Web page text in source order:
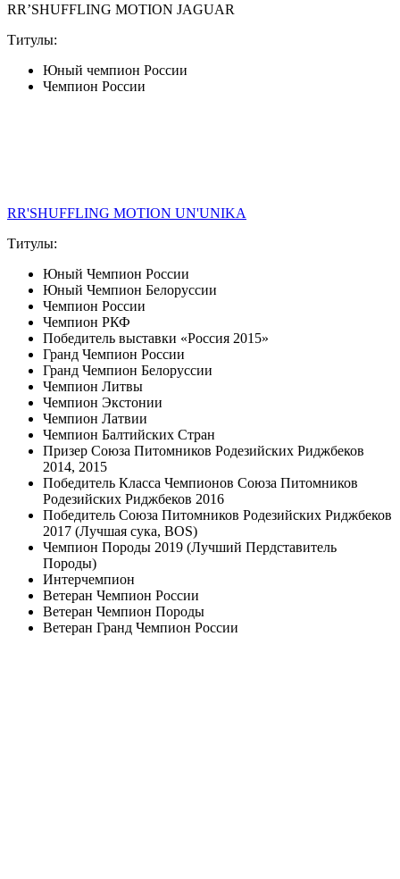
RR’SHUFFLING MOTION JAGUAR
Титулы:
Юный чемпион России
Чемпион России
RR'SHUFFLING MOTION UN'UNIKA
Титулы:
Юный Чемпион России
Юный Чемпион Белоруссии
Чемпион России
Чемпион РКФ
Победитель выставки «Россия 2015»
Гранд Чемпион России
Гранд Чемпион Белоруссии
Чемпион Литвы
Чемпион Экстонии
Чемпион Латвии
Чемпион Балтийских Стран
Призер Союза Питомников Родезийских Риджбеков
2014, 2015
Победитель Класса Чемпионов Союза Питомников
Родезийских Риджбеков 2016
Победитель Союза Питомников Родезийских Риджбеков
2017 (Лучшая сука, BOS)
Чемпион Породы 2019 (Лучший Пердставитель
Породы)
Интерчемпион
Ветеран Чемпион России
Ветеран Чемпион Породы
Ветеран Гранд Чемпион России